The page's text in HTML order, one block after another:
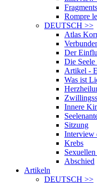
Rompre
DEUTSCH >>
Atlas
Der
Die
Artikel -
Was ist
Innere
Sitzung
Interview
Krebs
Abschied
Artikeln
DEUTSCH >>